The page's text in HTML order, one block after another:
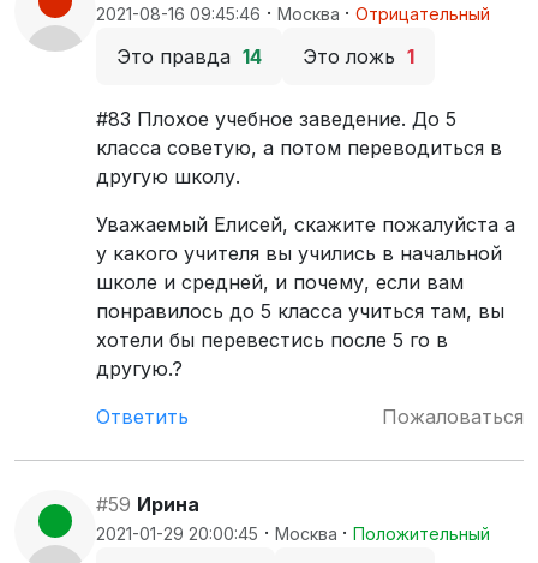
2021-08-16 09:45:46 · Москва · Отрицательный
Это правда 14 Это ложь 1
#83 Плохое учебное заведение. До 5
класса советую, а потом переводиться в
другую школу.
Уважаемый Елисей, скажите пожалуйста а
у какого учителя вы учились в начальной
школе и средней, и почему, если вам
понравилось до 5 класса учиться там, вы
хотели бы перевестись после 5 го в
другую.?
Ответить
Пожаловаться
#59 Ирина
2021-01-29 20:00:45 · Москва · Положительный